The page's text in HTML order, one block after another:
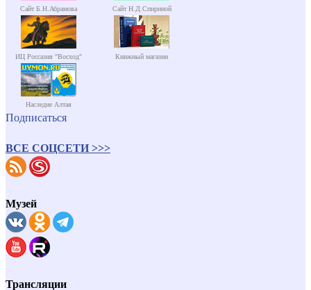
Сайт Б.Н.Абрамова Сайт Н.Д.Спириной
ИЦ Россазия "Восход" Книжный магазин
Наследие Алтая
Подписаться
ВСЕ СОЦСЕТИ >>>
Музей
Трансляции